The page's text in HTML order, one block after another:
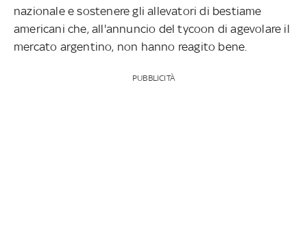
nazionale e sostenere gli allevatori di bestiame
americani che, all'annuncio del tycoon di agevolare il
mercato argentino, non hanno reagito bene.
PUBBLICITÀ